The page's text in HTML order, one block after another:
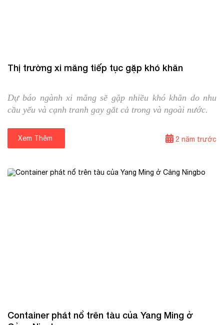
Thị trường xi măng tiếp tục gặp khó khăn
Dự báo ngành xi măng sẽ gặp nhiều khó khăn do nhu
cầu yếu và cạnh tranh gay gắt cả trong và ngoài nước.
Xem Thêm 2 năm trước
Container phát nổ trên tàu của Yang Ming ở